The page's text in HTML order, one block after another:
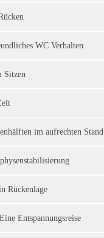
WC Verhalten
Sitzen
im aufrechten Stand
Rückenlage
Entspannungsreise